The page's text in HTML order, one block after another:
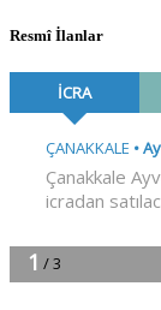
Resmî İlanlar